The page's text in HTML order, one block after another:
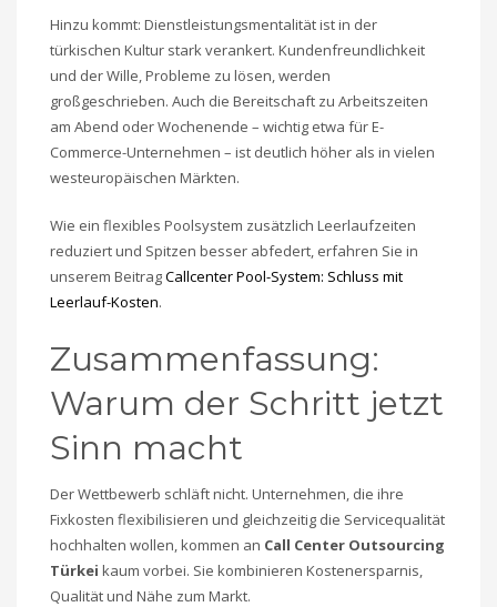
Hinzu kommt: Dienstleistungsmentalität ist in der
türkischen Kultur stark verankert. Kundenfreundlichkeit
und der Wille, Probleme zu lösen, werden
großgeschrieben. Auch die Bereitschaft zu Arbeitszeiten
am Abend oder Wochenende – wichtig etwa für E-
Commerce-Unternehmen – ist deutlich höher als in vielen
westeuropäischen Märkten.
Wie ein flexibles Poolsystem zusätzlich Leerlaufzeiten
reduziert und Spitzen besser abfedert, erfahren Sie in
unserem BeitragCallcenter Pool-System: Schluss mit
Leerlauf-Kosten.
Zusammenfassung:
Warum der Schritt jetzt
Sinn macht
Der Wettbewerb schläft nicht. Unternehmen, die ihre
Fixkosten flexibilisieren und gleichzeitig die Servicequalität
hochhalten wollen, kommen an Call Center Outsourcing
Türkei kaum vorbei. Sie kombinieren Kostenersparnis,
Qualität und Nähe zum Markt.